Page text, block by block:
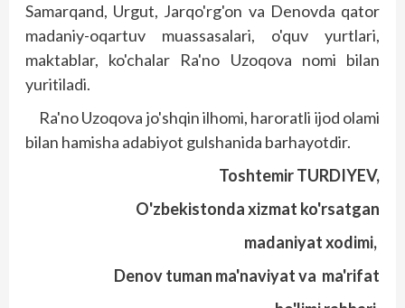
Samarqand, Urgut, Jarqo'rg'on va Denovda qator
madaniy-oqartuv muassasalari, o'quv yurtlari,
maktablar, ko'chalar Ra'no Uzoqova nomi bilan
yuritiladi.
Ra'no Uzoqova jo'shqin ilhomi, haroratli ijod olami
bilan hamisha adabiyot gulshanida barhayotdir.
Toshtemir TURDIYEV,
O'zbekistonda xizmat ko'rsatgan
madaniyat xodimi,
Denov tuman ma'naviyat va ma'rifat